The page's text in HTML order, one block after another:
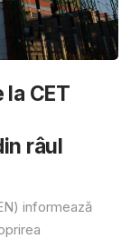
la CET
râul
informează